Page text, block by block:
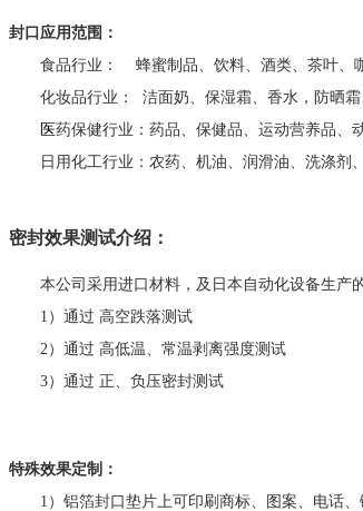
封口应用范围：
食品行业：
蜂蜜制品、饮料、酒类、茶叶、
化妆品行业：
洁面奶、保湿霜、香水，防晒霜
医药保健行业： 药品、保健品、运动营养品、
日用化工行业：农药、机油、润滑油、洗涤剂
密封效果测试介绍：
本公司采用进口材料，及日本自动化设备生产
1 ）通过 高空跌落测试
2 ）通过 高低温、常温剥离强度测试
3）通过 正、负压密封测试
特殊效果定制：
1 ）铝箔封口垫片上可印刷商标、图案、电话